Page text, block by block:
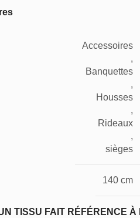
Accessoires
,
Banquettes
,
Housses
,
Rideaux
,
sièges
140 cm
TISSU FAIT RÉFÉRENCE